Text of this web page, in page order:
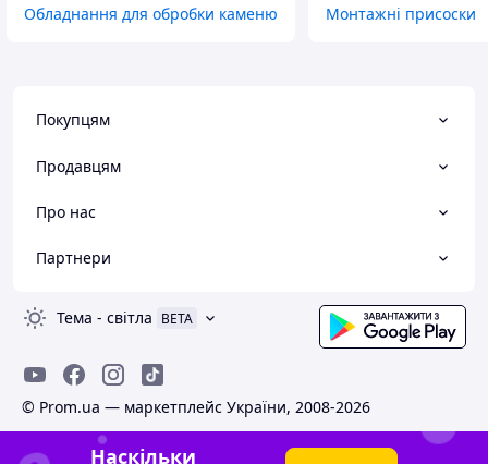
Обладнання для обробки каменю Монтажні присоски
Покупцям
Продавцям
Про нас
Партнери
Тема - світла BETA
© Prom.ua — маркетплейс України, 2008-2026
Наскільки